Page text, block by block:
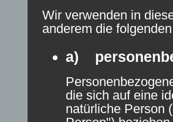
Wir verwenden in
anderem die
a)
die sich auf eine
natürliche Person